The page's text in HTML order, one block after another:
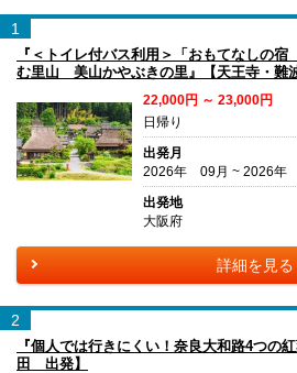
1
『＜トイレ付バス利用＞「おもてなしの
む里山 美山かやぶきの里』【天王寺・難
22,000円 ～ 23,000円
日帰り
出発月
2026年 09月 ~ 2026年
出発地
大阪府
詳細を見る
2
『個人では行きにくい！奈良大和路4つの
田 出発】